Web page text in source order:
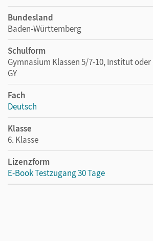
Bundesland
Baden-Württemberg
Schulform
Gymnasium Klassen 5/7-10, Institut oder
GY
Fach
Deutsch
Klasse
6. Klasse
Lizenzform
E-Book Testzugang 30 Tage